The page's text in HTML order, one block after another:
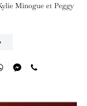
Minogue et Peggy